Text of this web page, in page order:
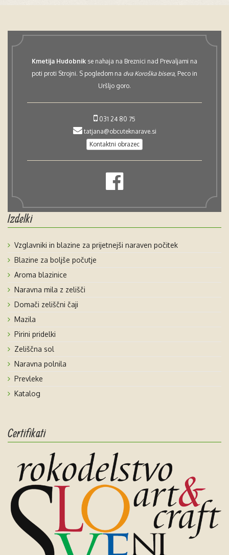
Kmetija Hudobnik se nahaja na Breznici nad Prevaljami na
poti proti Strojni. S pogledom na dva Koroška bisera, Peco in
Uršljo goro.
031 24 80 75
tatjana@obcuteknarave.si
Kontaktni obrazec
Izdelki
Vzglavniki in blazine za prijetnejši naraven počitek
Blazine za boljše počutje
Aroma blazinice
Naravna mila z zelišči
Domači zeliščni čaji
Mazila
Pirini pridelki
Zeliščna sol
Naravna polnila
Prevleke
Katalog
Certifikati